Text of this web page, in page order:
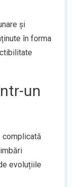
și
în forma
un
complicată
evoluțiile